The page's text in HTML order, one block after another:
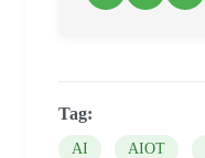
Tag:
AI AIOT